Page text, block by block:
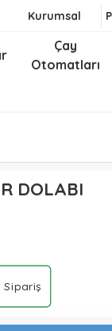
Kurumsal
Çay
Otomatları
DOLABI
Sipariş